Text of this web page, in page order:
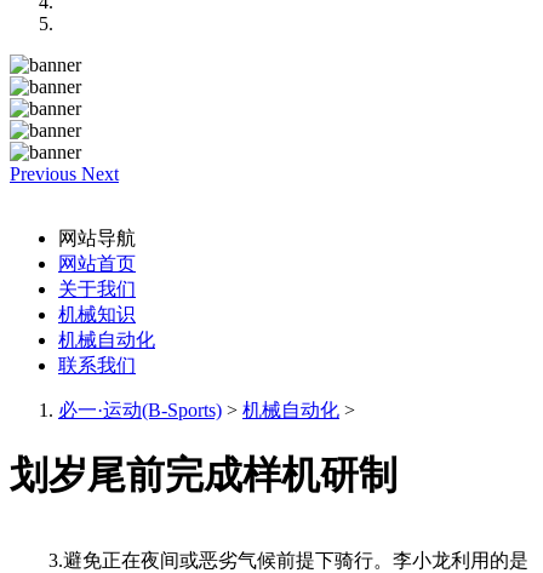
Previous Next
网站导航
网站首页
关于我们
机械知识
机械自动化
联系我们
必一·运动(B-Sports) > 机械自动化 >
划岁尾前完成样机研制
3.避免正在夜间或恶劣气候前提下骑行。李小龙利用的是